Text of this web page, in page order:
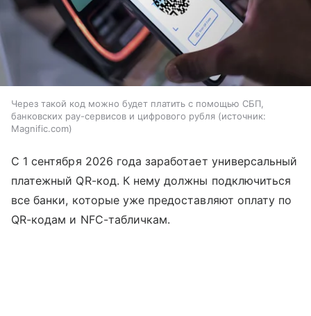
Через такой код можно будет платить с помощью СБП,
банковских pay-сервисов и цифрового рубля
источник:
Magnific.com
С 1 сентября 2026 года заработает универсальный
платежный QR-код. К нему должны подключиться
все банки, которые уже предоставляют оплату по
QR-кодам и NFC-табличкам.